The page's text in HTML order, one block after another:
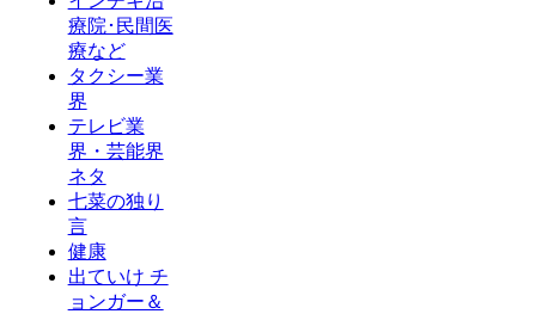
療院･民間医
療など
タクシー業
界
テレビ業
界・芸能界
ネタ
七菜の独り
言
健康
出ていけ チ
ョンガー＆